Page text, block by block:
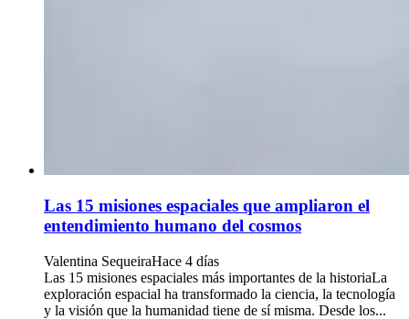
Las 15 misiones espaciales que ampliaron el
entendimiento humano del cosmos
Valentina SequeiraHace 4 días
Las 15 misiones espaciales más importantes de la historiaLa
exploración espacial ha transformado la ciencia, la tecnología
y la visión que la humanidad tiene de sí misma. Desde los...